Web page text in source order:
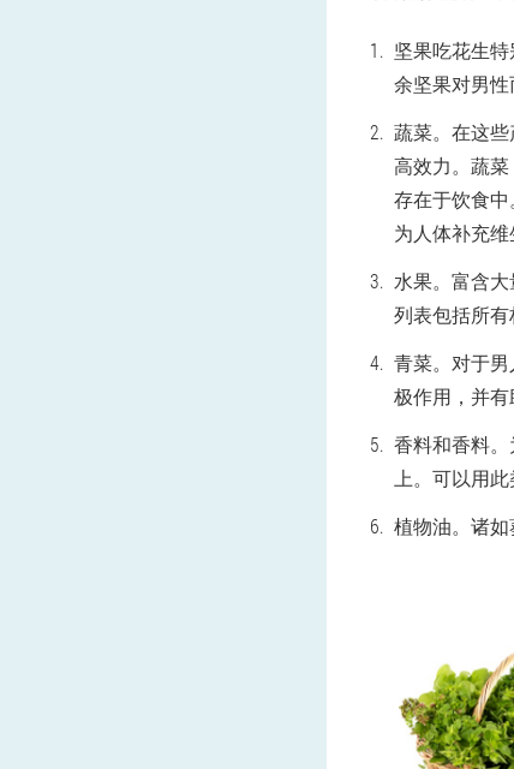
坚果吃花生
余坚果对男性
蔬菜。在这
高效力。蔬
存在于饮食
为人体补充维
水果。富含
列表包括所有
青菜。对于
极作用，并有
香料和香料
上。可以用
植物油。诸如